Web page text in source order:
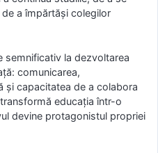
a împărtăși colegilor
semnificativ la dezvoltarea
comunicarea,
și capacitatea de a colabora
educația într-o
devine protagonistul propriei